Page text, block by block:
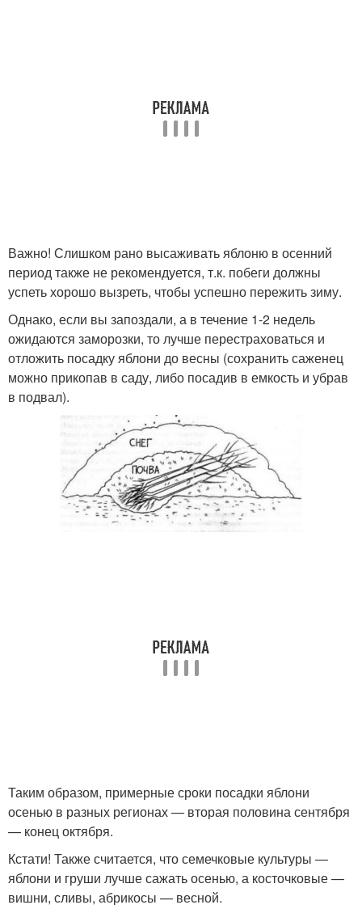
Важно! Слишком рано высаживать яблоню в осенний
период также не рекомендуется, т.к. побеги должны
успеть хорошо вызреть, чтобы успешно пережить зиму.
Однако, если вы запоздали, а в течение 1-2 недель
ожидаются заморозки, то лучше перестраховаться и
отложить посадку яблони до весны (сохранить саженец
можно прикопав в саду, либо посадив в емкость и убрав
в подвал).
Таким образом, примерные сроки посадки яблони
осенью в разных регионах — вторая половина сентября
— конец октября.
Кстати! Также считается, что семечковые культуры —
яблони и груши лучше сажать осенью, а косточковые —
вишни, сливы, абрикосы — весной.